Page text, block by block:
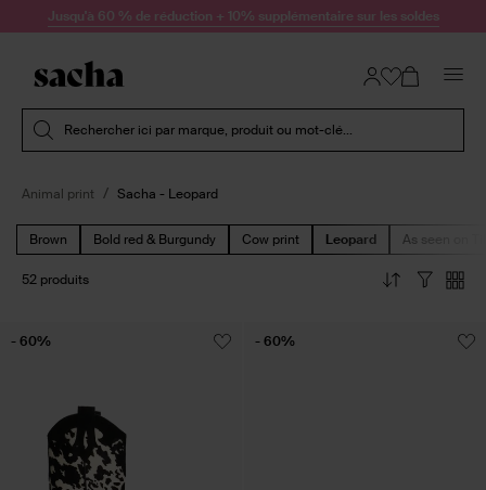
Passer au contenu
Jusqu'à 60 % de réduction + 10% supplémentaire sur les soldes
Rechercher ici par marque, produit ou mot-clé...
Animal print Sacha - Leopard
Brown Bold red & Burgundy Cow print Leopard As seen on
52 produits
- 60% - 60%